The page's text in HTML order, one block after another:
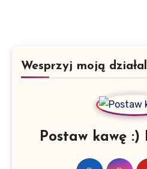
Wesprzyj moją
Postaw kawę